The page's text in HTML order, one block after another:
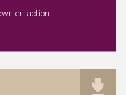
en action.